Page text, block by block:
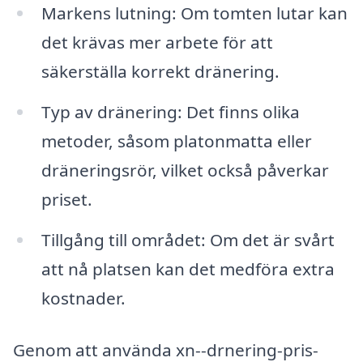
Markens lutning: Om tomten lutar kan
det krävas mer arbete för att
säkerställa korrekt dränering.
Typ av dränering: Det finns olika
metoder, såsom platonmatta eller
dräneringsrör, vilket också påverkar
priset.
Tillgång till området: Om det är svårt
att nå platsen kan det medföra extra
kostnader.
Genom att använda xn--drnering-pris-